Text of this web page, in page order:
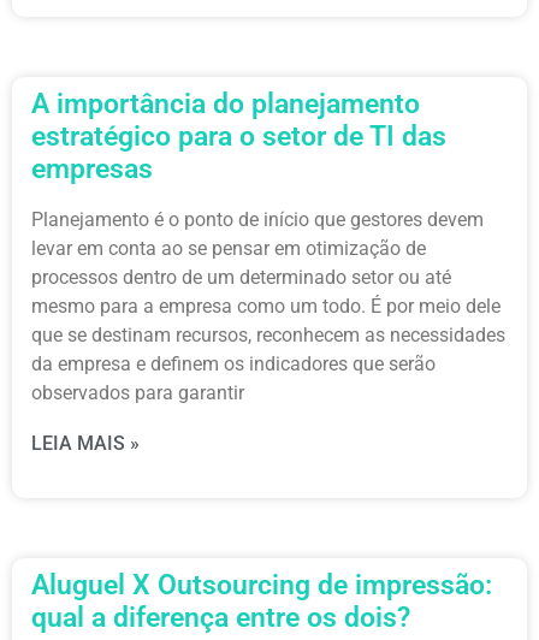
A importância do planejamento
estratégico para o setor de TI das
empresas
Planejamento é o ponto de início que gestores devem
levar em conta ao se pensar em otimização de
processos dentro de um determinado setor ou até
mesmo para a empresa como um todo. É por meio dele
que se destinam recursos, reconhecem as necessidades
da empresa e definem os indicadores que serão
observados para garantir
LEIA MAIS »
Aluguel X Outsourcing de impressão:
qual a diferença entre os dois?